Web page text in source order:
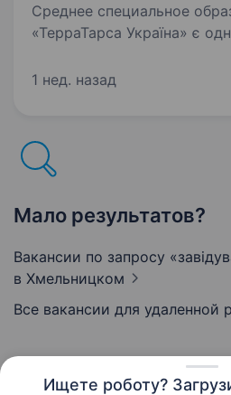
Ищете роботу?
Среднее специальное
«ТерраТарса Україна» є
України. Компанія
1 нед. назад
Мало результатов?
Вакансии по запросу
в Хмельницком
Все вакансии для удаленной